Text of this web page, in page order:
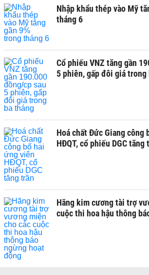
Nhập khẩu thép vào Mỹ
tháng 6
Cổ phiếu VNZ tăng gần
5 phiên, gấp đôi giá trong
Hoá chất Đức Giang công
HĐQT, cổ phiếu DGC tăng
Hãng kim cương tài trợ
cuộc thi hoa hậu thông